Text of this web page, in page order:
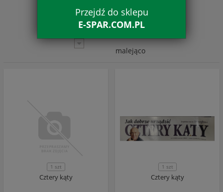
malejąco
1 szt
Cztery kąty
1 szt
Cztery kąty
Przejdź do sklepu
E-SPAR.COM.PL